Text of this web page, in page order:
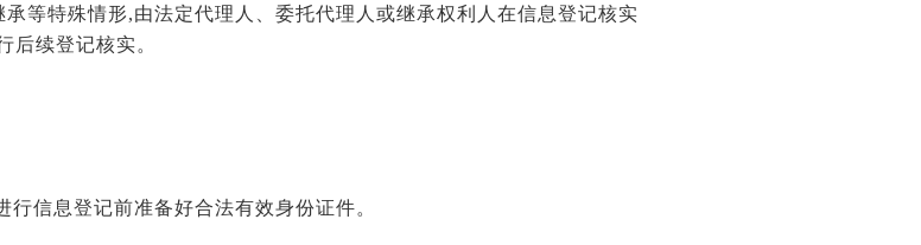
等特殊情形,由法定代理人、委托代理人或继承权利人在信息登记核实
后续登记核实。
信息登记前准备好合法有效身份证件。